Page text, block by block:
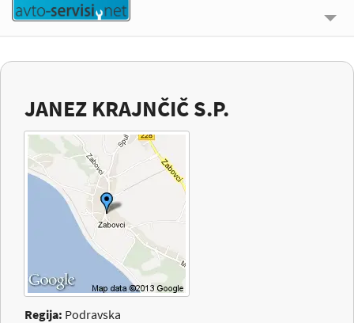
O NAS
KONTAKT
PRIJAVI SE
JANEZ KRAJNČIČ S.P.
Regija: Podravska